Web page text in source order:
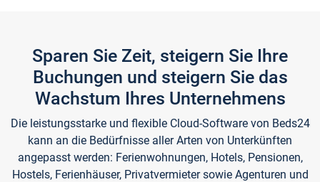
Sparen Sie Zeit, steigern Sie Ihre
Buchungen und steigern Sie das
Wachstum Ihres Unternehmens
Die leistungsstarke und flexible Cloud-Software von Beds24
kann an die Bedürfnisse aller Arten von Unterkünften
angepasst werden: Ferienwohnungen, Hotels, Pensionen,
Hostels, Ferienhäuser, Privatvermieter sowie Agenturen und